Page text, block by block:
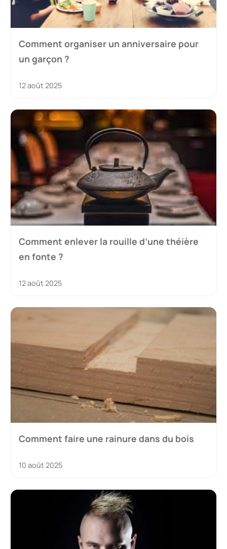
Comment organiser un anniversaire pour
un garçon ?
12 août 2025
Comment enlever la rouille d’une théière
en fonte ?
12 août 2025
Comment faire une rainure dans du bois
10 août 2025